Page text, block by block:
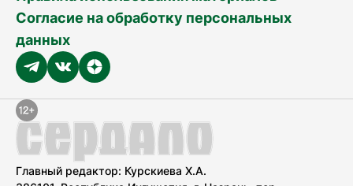
Согласие на обработку персональных
данных
Главный редактор: Курскиева Х.А.